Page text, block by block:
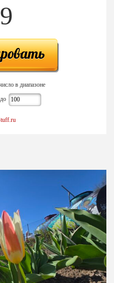
в диапазоне
до